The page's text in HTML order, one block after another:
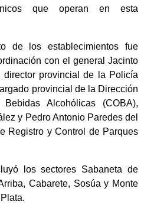
que operan en esta
de los establecimientos fue
con el general Jacinto
director provincial de la Policía
provincial de la Dirección
Alcohólicas (COBA),
y Pedro Antonio Paredes del
Registro y Control de Parques
los sectores Sabaneta de
Cabarete, Sosúa y Monte